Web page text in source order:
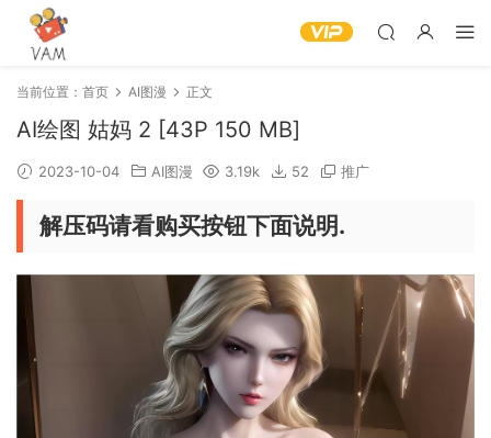
当前位置： 首页 AI图漫 正文
AI绘图 姑妈 2 [43P 150 MB]
2023-10-04 AI图漫 3.19k 52 推广
解压码请看购买按钮下面说明.